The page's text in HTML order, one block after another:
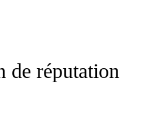
de réputation